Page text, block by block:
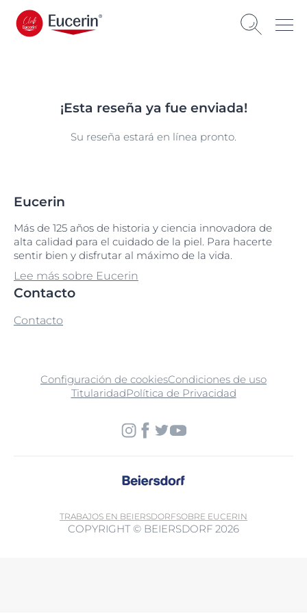
¡Esta reseña ya fue enviada!
Su reseña estará en línea pronto.
Eucerin
Más de 125 años de historia y ciencia innovadora de
alta calidad para el cuidado de la piel. Para hacerte
sentir bien y disfrutar al máximo de la vida.
Lee más sobre Eucerin
Contacto
Contacto
Configuración de cookiesCondiciones de uso
TitularidadPolítica de Privacidad
TRABAJOS EN BEIERSDORFSOBRE EUCERIN
COPYRIGHT © BEIERSDORF 2026